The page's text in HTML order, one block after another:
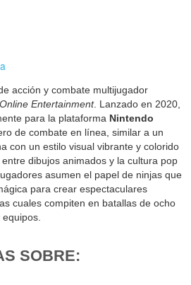
acción y combate multijugador
Entertainment. Lanzado en 2020,
para la plataforma Nintendo
de combate en línea, similar a un
con un estilo visual vibrante y colorido
dibujos animados y la cultura pop
jugadores asumen el papel de ninjas que
para crear espectaculares
cuales compiten en batallas de ocho
SOBRE: